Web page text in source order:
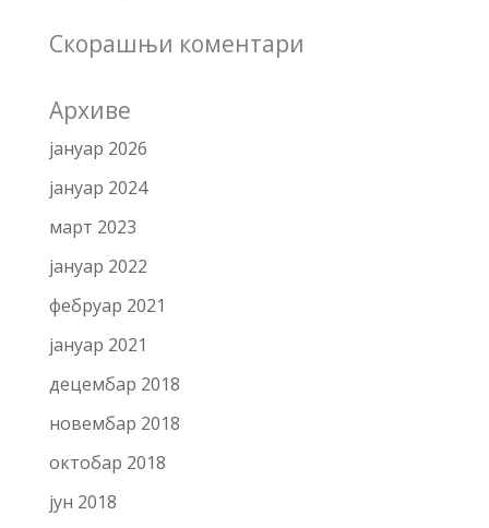
Скорашњи коментари
Архиве
јануар 2026
јануар 2024
март 2023
јануар 2022
фебруар 2021
јануар 2021
децембар 2018
новембар 2018
октобар 2018
јун 2018